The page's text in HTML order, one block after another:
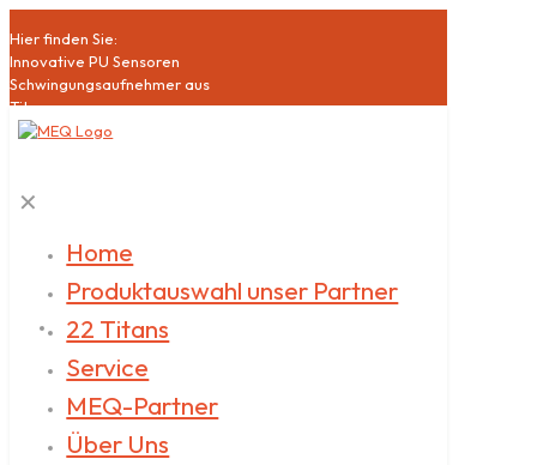
Hier finden Sie:
Innovative PU Sensoren
Schwingungsaufnehmer aus
Titan
Hochsensible Mikrophone
Klasse1 Schallpegelmesser
Datenlogger
Akustische
Messdienstleistungen
✕
Home
Produktauswahl unser Partner
22 Titans
Service
MEQ-Partner
Über Uns